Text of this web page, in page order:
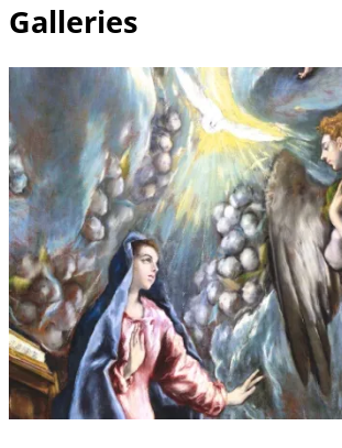
Galleries